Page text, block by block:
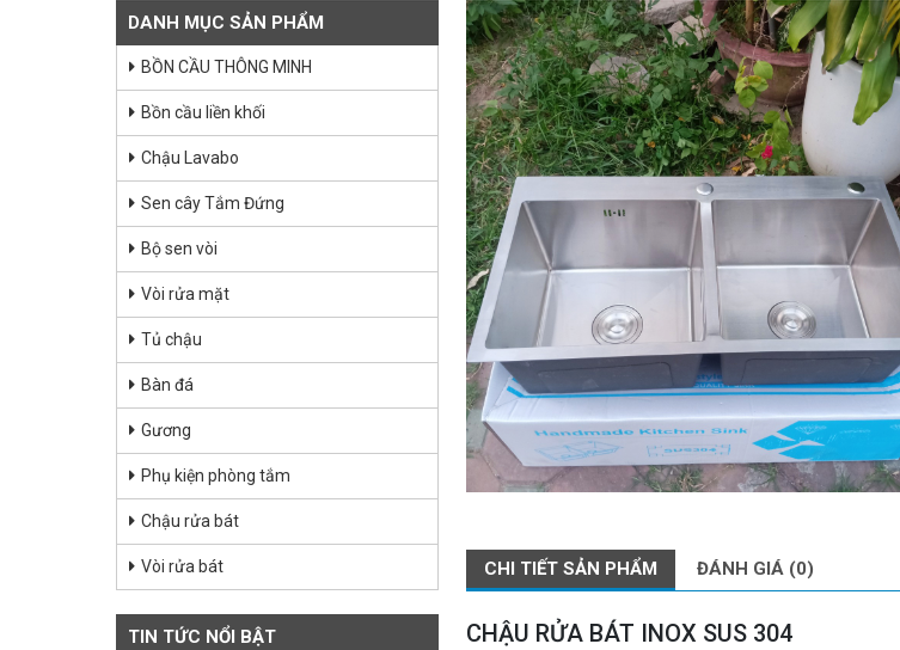
CHI TIẾT SẢN PHẨM ĐÁNH GIÁ (0)
CHẬU RỬA BÁT INOX SUS 304
DANH MỤC SẢN PHẨM
BỒN CẦU THÔNG MINH
Bồn cầu liền khối
Chậu Lavabo
Sen cây Tắm Đứng
Bộ sen vòi
Vòi rửa mặt
Tủ chậu
Bàn đá
Gương
Phụ kiện phòng tắm
Chậu rửa bát
Vòi rửa bát
TIN TỨC NỔI BẬT